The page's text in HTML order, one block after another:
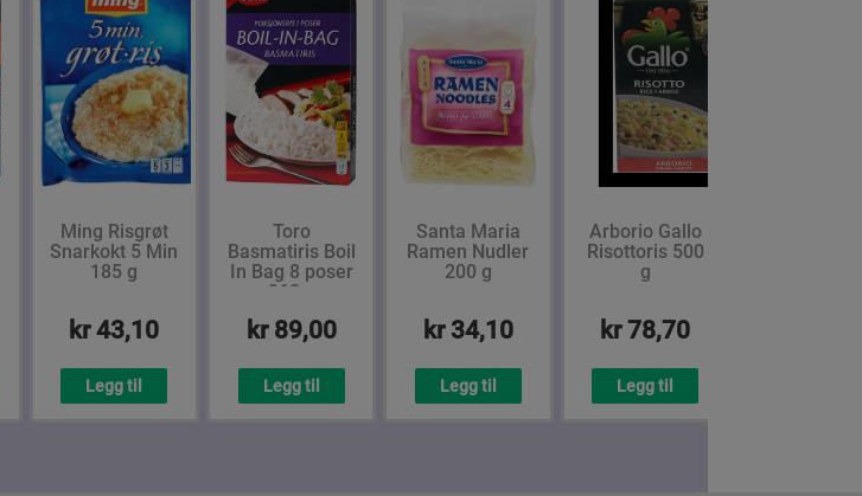
Ming Risgrøt
Snarkokt 5 Min
185 g
kr 43,10
Legg til
Toro
Basmatiris Boil
In Bag 8 poser
960 g
kr 89,00
Legg til
Santa Maria
Ramen Nudler
200 g
kr 34,10
Legg til
Arborio Gallo
Risottoris 500
g
kr 78,70
Legg til